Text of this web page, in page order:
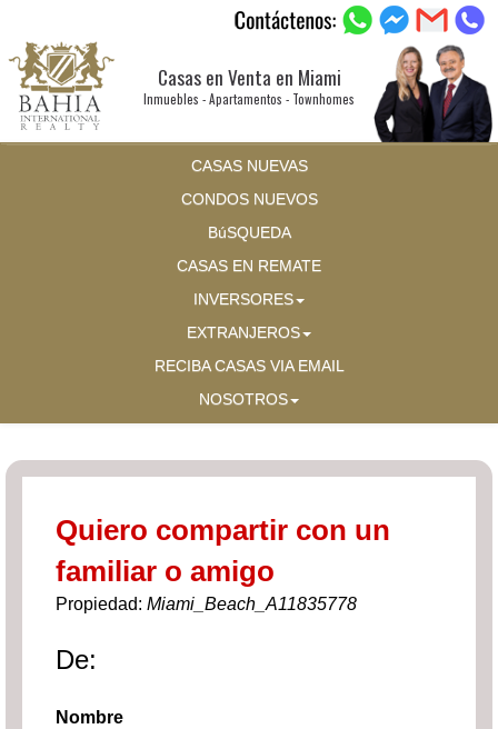
Casas en Venta en Miami
Inmuebles - Apartamentos - Townhomes
CASAS NUEVAS
CONDOS NUEVOS
BúSQUEDA
CASAS EN REMATE
INVERSORES
EXTRANJEROS
RECIBA CASAS VIA EMAIL
NOSOTROS
Quiero compartir con un
familiar o amigo
Propiedad: Miami_Beach_A11835778
De:
Nombre